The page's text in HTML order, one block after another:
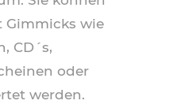
Gimmicks wie
CD´s,
oder
werden.